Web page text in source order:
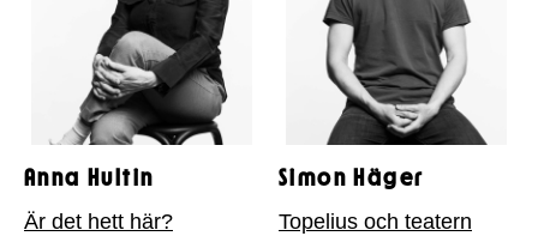
Anna Hultin
Är det hett här?
Simon Häger
Topelius och teatern